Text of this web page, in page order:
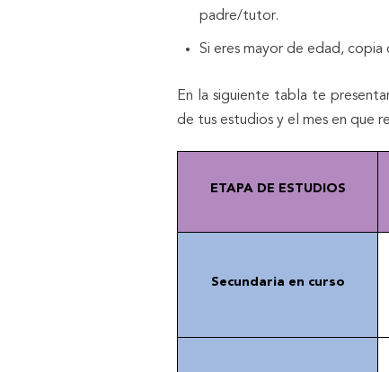
padre/tutor.
Si eres mayor de edad,
En la siguiente tabla te
de tus estudios y el mes en que
ETAPA DE ESTUDIOS
Secundaria en curso